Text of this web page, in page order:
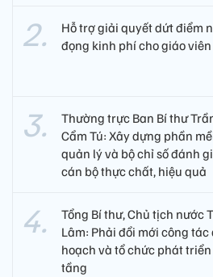
Hỗ trợ giải quyết dứt điểm
đọng kinh phí cho giáo viên
Thường trực Ban Bí thư
Cẩm Tú: Xây dựng phần
quản lý và bộ chỉ số đánh
cán bộ thực chất, hiệu quả
Tổng Bí thư, Chủ tịch nước
Lâm: Phải đổi mới công tác
hoạch và tổ chức phát
tầng